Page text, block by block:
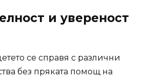
и увереност
се справя с различни
без пряката помощ на